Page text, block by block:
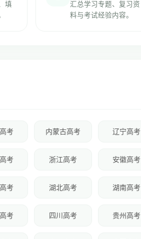
填
汇总学习专题、复习资
料与考试经验内容。
考 内蒙古高考 辽宁高考
考 浙江高考 安徽高考
考 湖北高考 湖南高考
考 四川高考 贵州高考